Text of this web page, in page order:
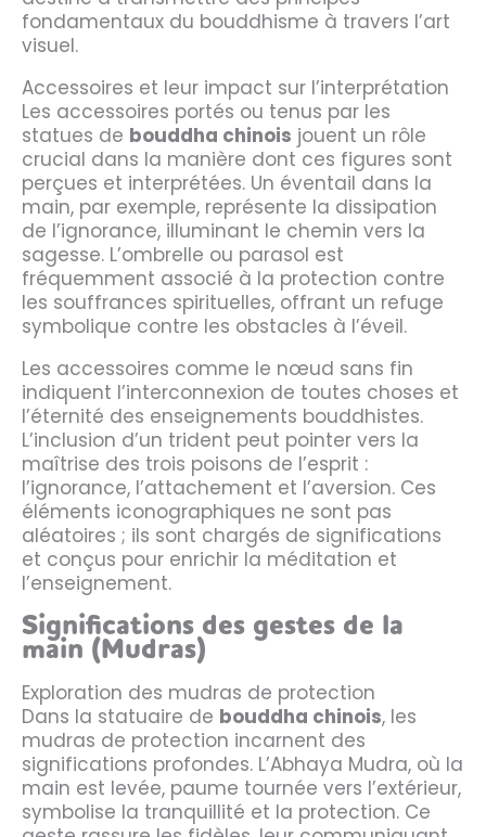
fondamentaux du bouddhisme à travers l’art
visuel.
Accessoires et leur impact sur l’interprétation
Les accessoires portés ou tenus par les
statues de bouddha chinois jouent un rôle
crucial dans la manière dont ces figures sont
perçues et interprétées. Un éventail dans la
main, par exemple, représente la dissipation
de l’ignorance, illuminant le chemin vers la
sagesse. L’ombrelle ou parasol est
fréquemment associé à la protection contre
les souffrances spirituelles, offrant un refuge
symbolique contre les obstacles à l’éveil.
Les accessoires comme le nœud sans fin
indiquent l’interconnexion de toutes choses et
l’éternité des enseignements bouddhistes.
L’inclusion d’un trident peut pointer vers la
maîtrise des trois poisons de l’esprit :
l’ignorance, l’attachement et l’aversion. Ces
éléments iconographiques ne sont pas
aléatoires ; ils sont chargés de significations
et conçus pour enrichir la méditation et
l’enseignement.
Significations des gestes de la
main (Mudras)
Exploration des mudras de protection
Dans la statuaire de bouddha chinois, les
mudras de protection incarnent des
significations profondes. L’Abhaya Mudra, où la
main est levée, paume tournée vers l’extérieur,
symbolise la tranquillité et la protection. Ce